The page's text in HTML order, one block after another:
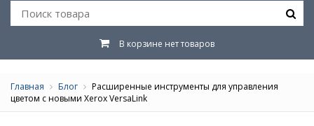
В корзине нет товаров
Главная Блог
Расширенные инструменты для управления
цветом с новыми Xerox VersaLink